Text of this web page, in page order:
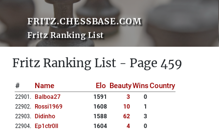
FRITZ.CHESSBASE.COM
Fritz Ranking List
Fritz Ranking List - Page 459
# Name Elo BeautyWinsCountry
22901 . Balboa27 1591 3
0
22902. Rossi1969 1608 10
1
22903. Didinho 1588 62
3
22904. Ep1ctr0ll 1604 4
0